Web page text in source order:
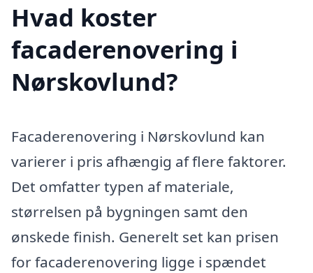
Hvad koster
facaderenovering i
Nørskovlund?
Facaderenovering i Nørskovlund kan
varierer i pris afhængig af flere faktorer.
Det omfatter typen af materiale,
størrelsen på bygningen samt den
ønskede finish. Generelt set kan prisen
for facaderenovering ligge i spændet